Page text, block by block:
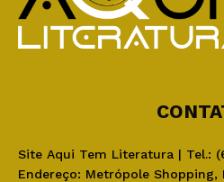
Site Aqui Tem Literatura | Tel.:
Endereço: Metrópole Shopping,